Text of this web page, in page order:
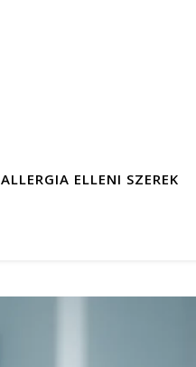
ALLERGIA ELLENI SZEREK